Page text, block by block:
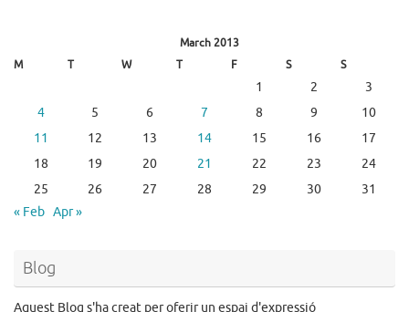
March 2013
M
T W T F S S
1 2
3
4
5 6 7 8 9
10
11
12 13 14 15 16
17
18
19 20 21 22 23
24
25
26 27 28 29 30
31
« Feb Apr »
Blog
Aquest Blog s'ha creat per oferir un espai d'expressió